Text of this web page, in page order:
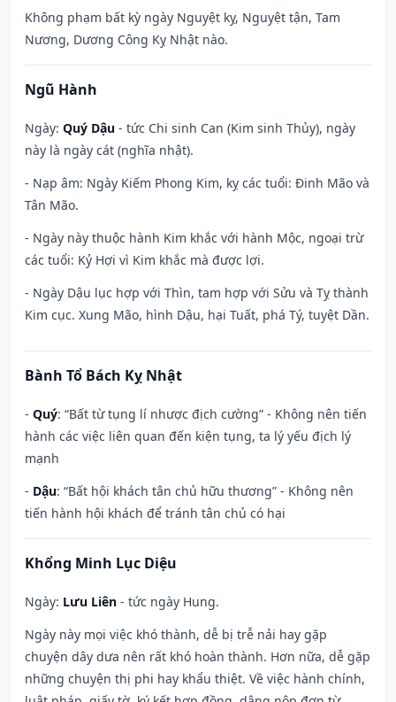
Không phạm bất kỳ ngày Nguyệt kỵ, Nguyệt tận, Tam
Nương, Dương Công Kỵ Nhật nào.
Ngũ Hành
Ngày: Quý Dậu - tức Chi sinh Can (Kim sinh Thủy), ngày
này là ngày cát (nghĩa nhật).
- Nạp âm: Ngày Kiếm Phong Kim, kỵ các tuổi: Đinh Mão và
Tân Mão.
- Ngày này thuộc hành Kim khắc với hành Mộc, ngoại trừ
các tuổi: Kỷ Hợi vì Kim khắc mà được lợi.
- Ngày Dậu lục hợp với Thìn, tam hợp với Sửu và Tỵ thành
Kim cục. Xung Mão, hình Dậu, hại Tuất, phá Tý, tuyệt Dần.
Bành Tổ Bách Kỵ Nhật
- Quý: “Bất từ tụng lí nhược địch cường” - Không nên tiến
hành các việc liên quan đến kiện tụng, ta lý yếu địch lý
mạnh
- Dậu: “Bất hội khách tân chủ hữu thương” - Không nên
tiến hành hội khách để tránh tân chủ có hại
Khổng Minh Lục Diệu
Ngày: Lưu Liên - tức ngày Hung.
Ngày này mọi việc khó thành, dễ bị trễ nải hay gặp
chuyện dây dưa nên rất khó hoàn thành. Hơn nữa, dễ gặp
những chuyện thị phi hay khẩu thiệt. Về việc hành chính,